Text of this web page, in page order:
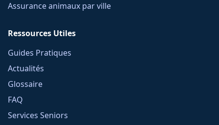
Assurance animaux par ville
Ressources Utiles
Guides Pratiques
Actualités
Glossaire
FAQ
Services Seniors